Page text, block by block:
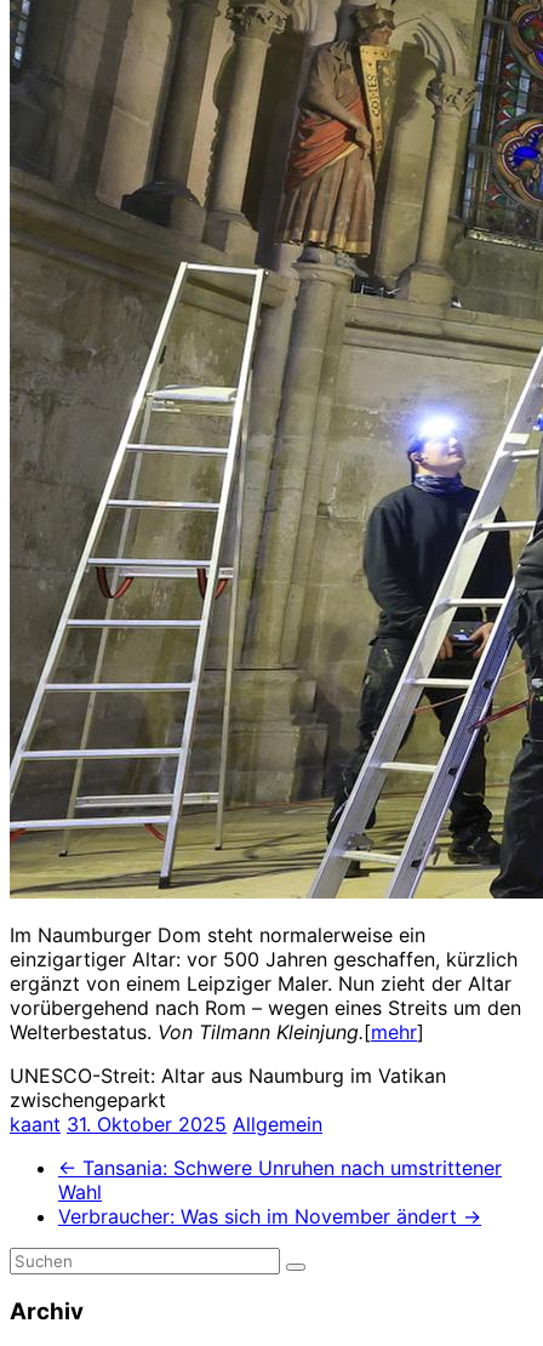
Im Naumburger Dom steht normalerweise ein
einzigartiger Altar: vor 500 Jahren geschaffen, kürzlich
ergänzt von einem Leipziger Maler. Nun zieht der Altar
vorübergehend nach Rom – wegen eines Streits um den
Welterbestatus. Von Tilmann Kleinjung.[mehr]
UNESCO-Streit: Altar aus Naumburg im Vatikan
zwischengeparkt
kaant 31. Oktober 2025 Allgemein
← Tansania: Schwere Unruhen nach umstrittener
Wahl
Verbraucher: Was sich im November ändert →
Archiv